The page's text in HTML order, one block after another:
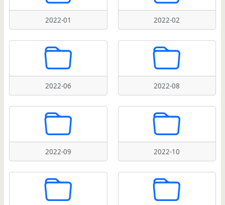
2022-01 2022-02
2022-06 2022-08
2022-09 2022-10